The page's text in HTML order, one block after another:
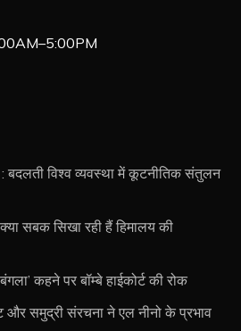
बदलती विश्व व्यवस्था में कूटनीतिक संतुलन
सबक सिखा रही हैं हिमालय की
कहने पर बॉम्बे हाईकोर्ट की रोक
और समुद्री संरचना ने एल नीनो के प्रभाव